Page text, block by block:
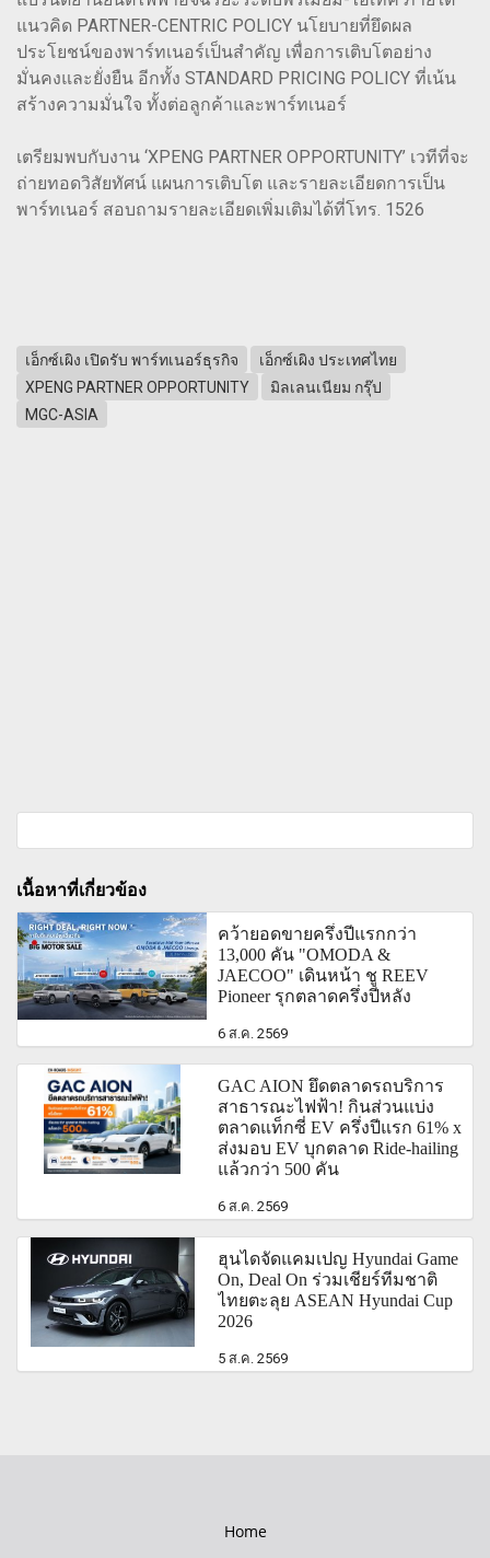
แนวคิด PARTNER-CENTRIC POLICY นโยบายที่ยึดผล
ประโยชน์ของพาร์ทเนอร์เป็นสำคัญ เพื่อการเติบโตอย่าง
มั่นคงและยั่งยืน อีกทั้ง STANDARD PRICING POLICY ที่เน้น
สร้างความมั่นใจ ทั้งต่อลูกค้าและพาร์ทเนอร์
เตรียมพบกับงาน ‘XPENG PARTNER OPPORTUNITY’ เวทีที่จะ
ถ่ายทอดวิสัยทัศน์ แผนการเติบโต และรายละเอียดการเป็น
พาร์ทเนอร์ สอบถามรายละเอียดเพิ่มเติมได้ที่โทร. 1526
เอ็กซ์เผิง เปิดรับ พาร์ทเนอร์ธุรกิจ
เอ็กซ์เผิง ประเทศไทย
XPENG PARTNER OPPORTUNITY
มิลเลนเนียม กรุ๊ป
MGC-ASIA
เนื้อหาที่เกี่ยวข้อง
คว้ายอดขายครึ่งปีแรกกว่า
13,000 คัน "OMODA &
JAECOO" เดินหน้า ชู REEV
Pioneer รุกตลาดครึ่งปีหลัง
6 ส.ค. 2569
GAC AION ยึดตลาดรถบริการ
สาธารณะไฟฟ้า! กินส่วนแบ่ง
ตลาดแท็กซี่ EV ครึ่งปีแรก 61% x
ส่งมอบ EV บุกตลาด Ride-hailing
แล้วกว่า 500 คัน
6 ส.ค. 2569
ฮุนไดจัดแคมเปญ Hyundai Game
On, Deal On ร่วมเชียร์ทีมชาติ
ไทยตะลุย ASEAN Hyundai Cup
2026
5 ส.ค. 2569
Home